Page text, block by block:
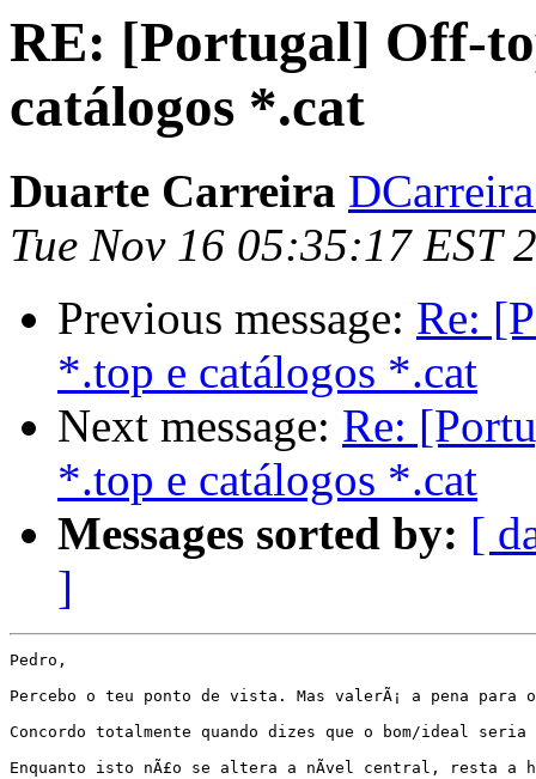
RE: [Portugal] Off-
catálogos *.cat
Duarte Carreira
Tue Nov 16 05:35:17 EST
Previous message: Re:
*.top e catálogos *.cat
Next message: Re:
*.top e catálogos *.cat
Messages sorted by: [
]
Pedro,
Percebo o teu ponto de vista. Mas valerÃ¡ a pena
Concordo totalmente quando dizes que o bom/ideal
Enquanto isto nÃ£o se altera a nÃ­vel central, resta a